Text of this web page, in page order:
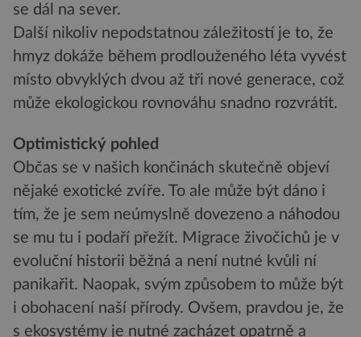
se dál na sever.
Další nikoliv nepodstatnou záležitostí je to, že
hmyz dokáže během prodlouženého léta vyvést
místo obvyklých dvou až tři nové generace, což
může ekologickou rovnováhu snadno rozvrátit.
Optimistický pohled
Občas se v našich končinách skutečně objeví
nějaké exotické zvíře. To ale může být dáno i
tím, že je sem neúmyslně dovezeno a náhodou
se mu tu i podaří přežít. Migrace živočichů je v
evoluční historii běžná a není nutné kvůli ní
panikařit. Naopak, svým způsobem to může být
i obohacení naší přírody. Ovšem, pravdou je, že
s ekosystémy je nutné zacházet opatrně a